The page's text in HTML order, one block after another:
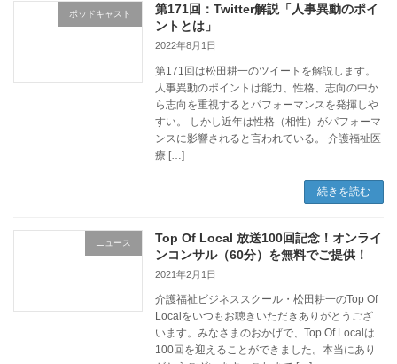
ポッドキャスト
第171回：Twitter解説「人事異動のポイ
ントとは」
2022年8月1日
第171回は松田耕一のツイートを解説します。
人事異動のポイントは能力、性格、志向の中か
ら志向を重視するとパフォーマンスを発揮しや
すい。 しかし近年は性格（相性）がパフォーマ
ンスに影響されると言われている。 介護福祉医
療 […]
続きを読む
ニュース
Top Of Local 放送100回記念！オンライ
ンコンサル（60分）を無料でご提供！
2021年2月1日
介護福祉ビジネススクール・松田耕一のTop Of
Localをいつもお聴きいただきありがとうござ
います。みなさまのおかげで、Top Of Localは
100回を迎えることができました。本当にあり